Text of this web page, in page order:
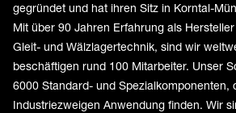
gegründet und hat ihren Sitz in Korntal-
Mit über 90 Jahren Erfahrung als
Gleit- und Wälzlagertechnik, sind wir
beschäftigen rund 100 Mitarbeiter. Unser
6000 Standard- und Spezialkomponenten,
Industriezweigen Anwendung finden. Wir